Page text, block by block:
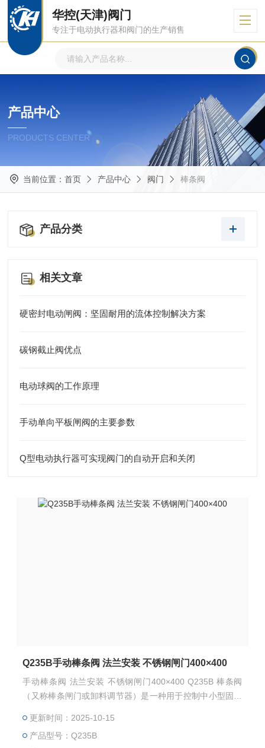
华控(天津)阀门
专注于电动执行器和阀门的生产销售
产品中心
PRODUCTS CENTER
当前位置： 首页 产品中心 阀门 棒条阀
产品分类
相关文章
硬密封电动闸阀：坚固耐用的流体控制解决方案
碳钢截止阀优点
电动球阀的工作原理
手动单向平板闸阀的主要参数
Q型电动执行器可实现阀门的自动开启和关闭
Q235B手动棒条阀 法兰安装 不锈钢闸门400×400
手动棒条阀 法兰安装 不锈钢闸门400×400 Q235B 棒条阀
（又称棒条闸门或卸料调节器）是一种用于控制中小型固体
行业。
更新时间：2025-10-15
产品型号：Q235B